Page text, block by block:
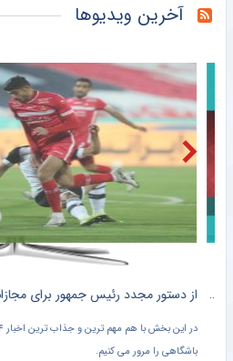
خبرگزاری دانشجو آخرین رتبه استقلال و
خبرانلاین ببینید | کنایه حجت‌الاسلام برمایی به ماجرای راه
طرفداری حضور دژاگه در تمرینات نساجی؛ زوج اشکان –
طرفداری تازه‌ ترین رده‌ بندی تیم‌ های باشگاهی |
آخرین ویدیوها
باشگاهی را مرور می کنیم.